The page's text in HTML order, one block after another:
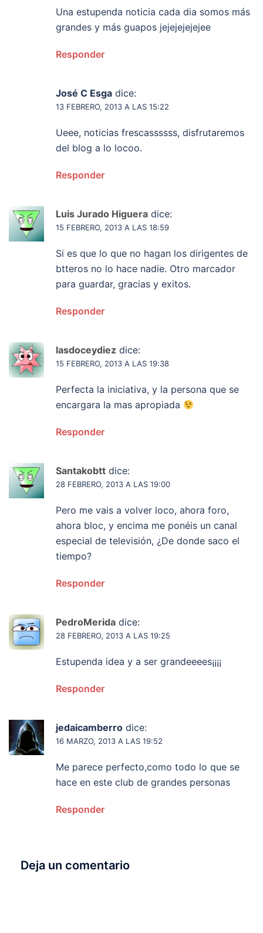
Una estupenda noticia cada dia somos más
grandes y más guapos jejejejejejee
Responder
José C Esga dice:
13 FEBRERO, 2013 A LAS 15:22
Ueee, noticias frescassssss, disfrutaremos
del blog a lo locoo.
Responder
Luis Jurado Higuera dice:
15 FEBRERO, 2013 A LAS 18:59
Si es que lo que no hagan los dirigentes de
btteros no lo hace nadie. Otro marcador
para guardar, gracias y exitos.
Responder
lasdoceydiez dice:
15 FEBRERO, 2013 A LAS 19:38
Perfecta la iniciativa, y la persona que se
encargara la mas apropiada
Responder
Santakobtt dice:
28 FEBRERO, 2013 A LAS 19:00
Pero me vais a volver loco, ahora foro,
ahora bloc, y encima me ponéis un canal
especial de televisión, ¿De donde saco el
tiempo?
Responder
PedroMerida dice:
28 FEBRERO, 2013 A LAS 19:25
Estupenda idea y a ser grandeeees¡¡¡¡
Responder
jedaicamberro dice:
16 MARZO, 2013 A LAS 19:52
Me parece perfecto,como todo lo que se
hace en este club de grandes personas
Responder
Deja un comentario